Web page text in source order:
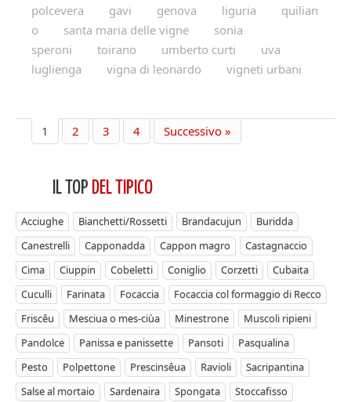
polcevera
gavi genova liguria
quilian
o
santa maria delle vigne
sonia
speroni
toirano umberto curti
uva
luglienga
vigna di leonardo vigneti urbani
1 2 3 4 Successivo »
IL TOP DEL TIPICO
Acciughe Bianchetti/Rossetti Brandacujun
Buridda
Canestrelli
Capponadda Cappon magro
Castagnaccio
Cima
Ciuppin Cobeletti Coniglio Corzetti
Cubaita
Cuculli
Farinata Focaccia
Focaccia col formaggio di Recco
Friscêu
Mesciua o mes-ciùa Minestrone
Muscoli ripieni
Pandolce
Panissa e panissette Pansoti
Pasqualina
Pesto
Polpettone Prescinsêua Ravioli
Sacripantina
Salse al mortaio
Sardenaira Spongata Stoccafisso